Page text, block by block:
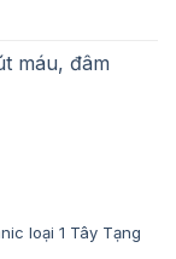
máu, đâm
loại 1 Tây Tạng